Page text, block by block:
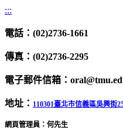
:::
電話：(02)2736-1661
傳真：(02)2736-2295
電子郵件信箱：
地址： 110301臺北市信義區吳興街
網頁管理員：何先生